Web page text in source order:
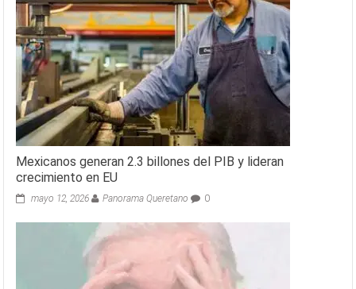
Mexicanos generan 2.3 billones del PIB y lideran
crecimiento en EU
mayo 12, 2026 Panorama Queretano 0